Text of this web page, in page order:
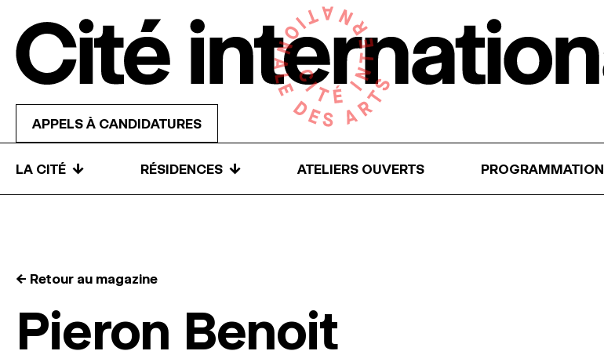
APPELS À CANDIDATURES
LA CITÉ ↓ RÉSIDENCES ↓ ATELIERS OUVERTS PROGRAMMATION
← Retour au magazine
Pieron Benoit